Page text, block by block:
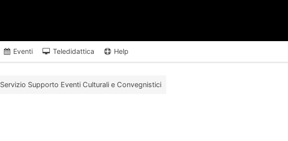
Eventi Teledidattica Help
Servizio Supporto Eventi Culturali e Convegnistici